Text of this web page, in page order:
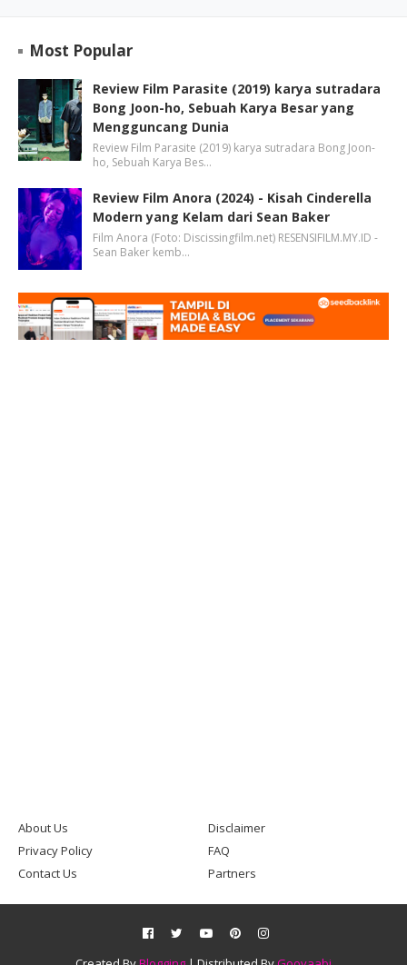
Most Popular
Review Film Parasite (2019) karya sutradara
Bong Joon-ho, Sebuah Karya Besar yang
Mengguncang Dunia
Review Film Parasite (2019) karya sutradara Bong Joon-
ho, Sebuah Karya Bes…
Review Film Anora (2024) - Kisah Cinderella
Modern yang Kelam dari Sean Baker
Film Anora (Foto: Discissingfilm.net) RESENSIFILM.MY.ID -
Sean Baker kemb…
About Us
Disclaimer
Privacy Policy
FAQ
Contact Us
Partners